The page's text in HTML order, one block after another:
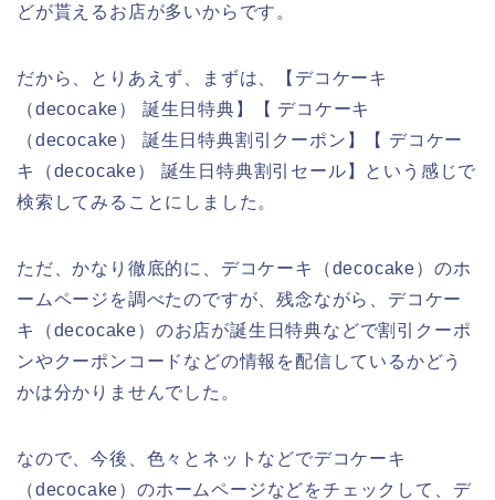
どが貰えるお店が多いからです。
だから、とりあえず、まずは、【デコケーキ
（decocake） 誕生日特典】【 デコケーキ
（decocake） 誕生日特典割引クーポン】【 デコケー
キ（decocake） 誕生日特典割引セール】という感じで
検索してみることにしました。
ただ、かなり徹底的に、デコケーキ（decocake）のホ
ームページを調べたのですが、残念ながら、デコケー
キ（decocake）のお店が誕生日特典などで割引クーポ
ンやクーポンコードなどの情報を配信しているかどう
かは分かりませんでした。
なので、今後、色々とネットなどでデコケーキ
（decocake）のホームページなどをチェックして、デ